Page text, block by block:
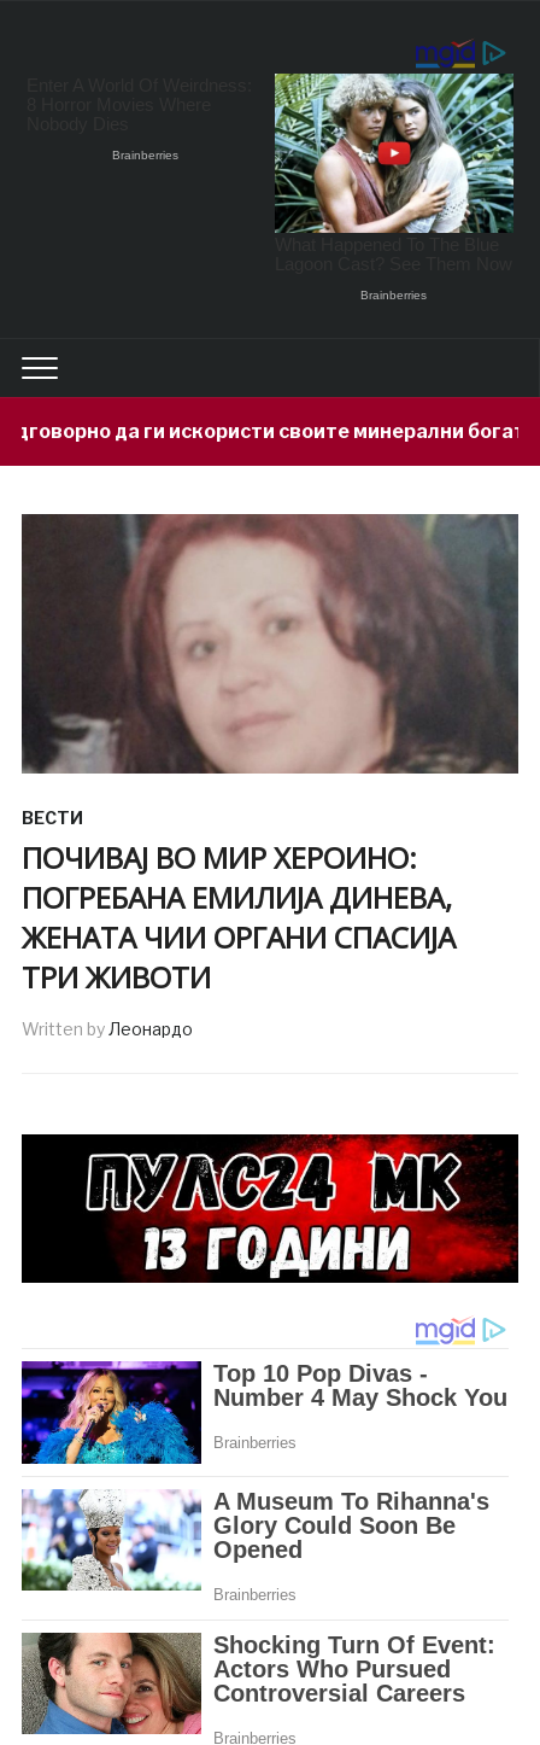
своите минерални богатства 6 hours ago
ВЕСТИ
ПОЧИВАЈ ВО МИР ХЕРОИНО:
ПОГРЕБАНА ЕМИЛИЈА ДИНЕВА,
ЖЕНАТА ЧИИ ОРГАНИ СПАСИЈА
ТРИ ЖИВОТИ
Written byЛеонардо